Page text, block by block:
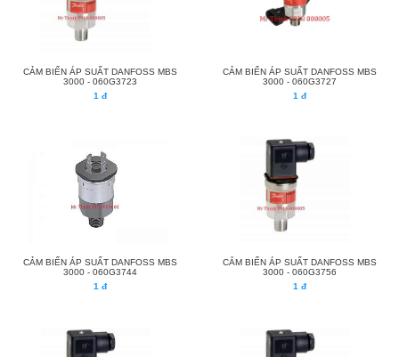
CẢM BIẾN ÁP SUẤT DANFOSS MBS
3000 - 060G3723
1 đ
CẢM BIẾN ÁP SUẤT DANFOSS MBS
3000 - 060G3727
1 đ
CẢM BIẾN ÁP SUẤT DANFOSS MBS
3000 - 060G3744
1 đ
CẢM BIẾN ÁP SUẤT DANFOSS MBS
3000 - 060G3756
1 đ